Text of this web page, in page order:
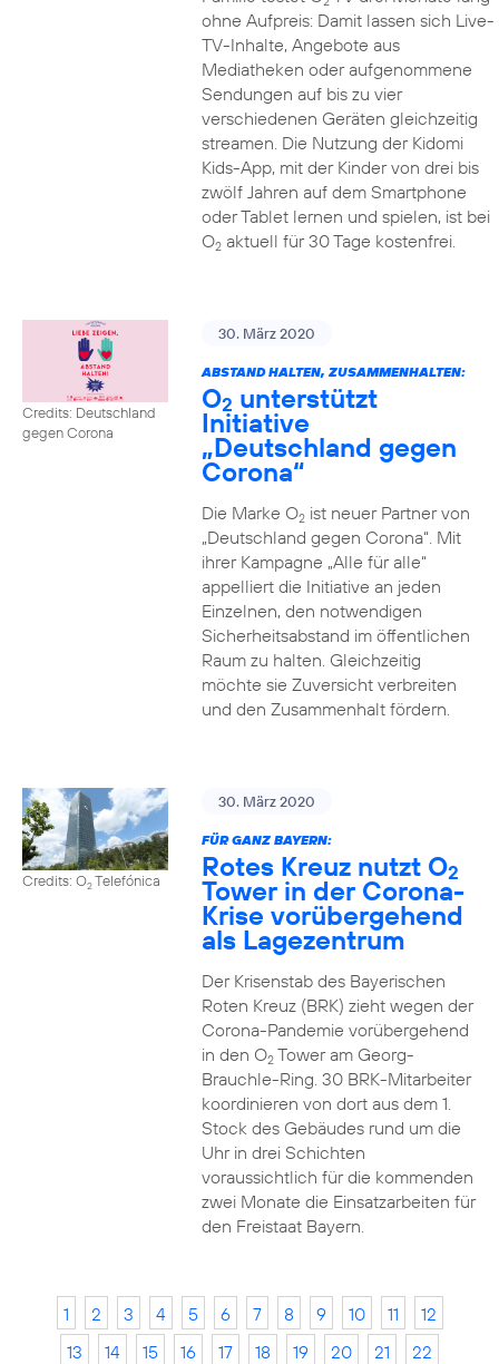
ohne Aufpreis: Damit lassen sich Live-
TV-Inhalte, Angebote aus
Mediatheken oder aufgenommene
Sendungen auf bis zu vier
verschiedenen Geräten gleichzeitig
streamen. Die Nutzung der Kidomi
Kids-App, mit der Kinder von drei bis
zwölf Jahren auf dem Smartphone
oder Tablet lernen und spielen, ist bei
O2aktuell für 30 Tage kostenfrei.
Credits: Deutschland
gegen Corona
30. März 2020
ABSTAND HALTEN, ZUSAMMENHALTEN:
O2 unterstützt
Initiative
„Deutschland gegen
Corona“
Die Marke O2ist neuer Partner von
„Deutschland gegen Corona“. Mit
ihrer Kampagne „Alle für alle“
appelliert die Initiative an jeden
Einzelnen, den notwendigen
Sicherheitsabstand im öffentlichen
Raum zu halten. Gleichzeitig
möchte sie Zuversicht verbreiten
und den Zusammenhalt fördern.
Credits: O2Telefónica
30. März 2020
FÜR GANZ BAYERN:
Rotes Kreuz nutzt O2
Tower in der Corona-
Krise vorübergehend
als Lagezentrum
Der Krisenstab des Bayerischen
Roten Kreuz (BRK) zieht wegen der
Corona-Pandemie vorübergehend
in den O2Tower am Georg-
Brauchle-Ring. 30 BRK-Mitarbeiter
koordinieren von dort aus dem 1.
Stock des Gebäudes rund um die
Uhr in drei Schichten
voraussichtlich für die kommenden
zwei Monate die Einsatzarbeiten für
den Freistaat Bayern.
1 2 3 4 5 6 7 8 9 10 11
12
13
14 15 16 17 18 19 20 21
22